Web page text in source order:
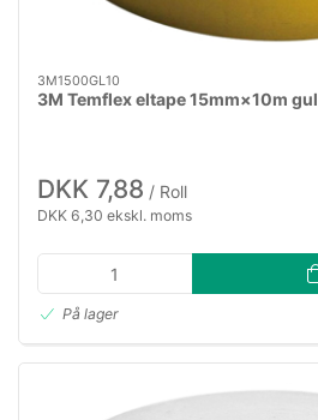
3M1500GL10
3M Temflex eltape 15mm×10m gul
DKK 7,88 / Roll
DKK 6,30 ekskl. moms
På lager